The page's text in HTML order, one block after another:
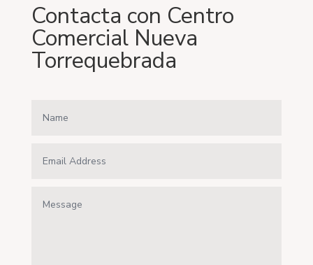
Contacta con Centro
Comercial Nueva
Torrequebrada